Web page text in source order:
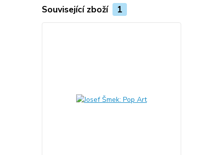
Související zboží 1